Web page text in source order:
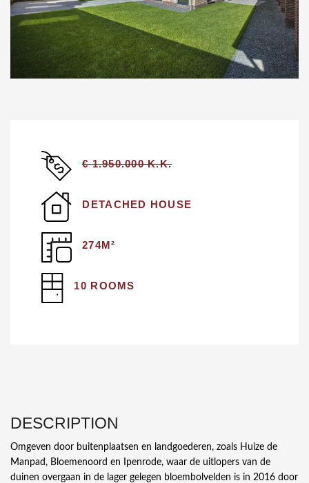
€ 1.950.000 K.K.
DETACHED HOUSE
274M²
10 ROOMS
DESCRIPTION
Omgeven door buitenplaatsen en landgoederen, zoals Huize de
Manpad, Bloemenoord en Ipenrode, waar de uitlopers van de
duinen overgaan in de lager gelegen bloembolvelden is in 2016 door